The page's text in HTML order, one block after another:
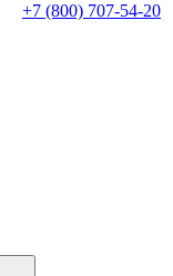
+7 (800) 707-54-20